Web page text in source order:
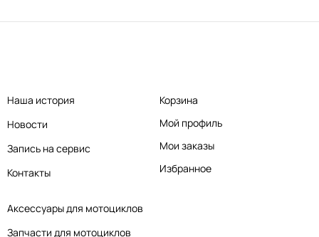
Аксессуары для мотоциклов
Запчасти для мотоциклов
Наша история
Новости
Запись на сервис
Контакты
Корзина
Мой профиль
Мои заказы
Избранное